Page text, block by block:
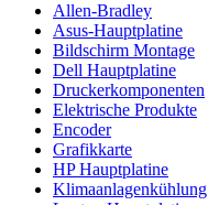
Allen-Bradley
Asus-Hauptplatine
Bildschirm Montage
Dell Hauptplatine
Druckerkomponenten
Elektrische Produkte
Encoder
Grafikkarte
HP Hauptplatine
Klimaanlagenkühlung